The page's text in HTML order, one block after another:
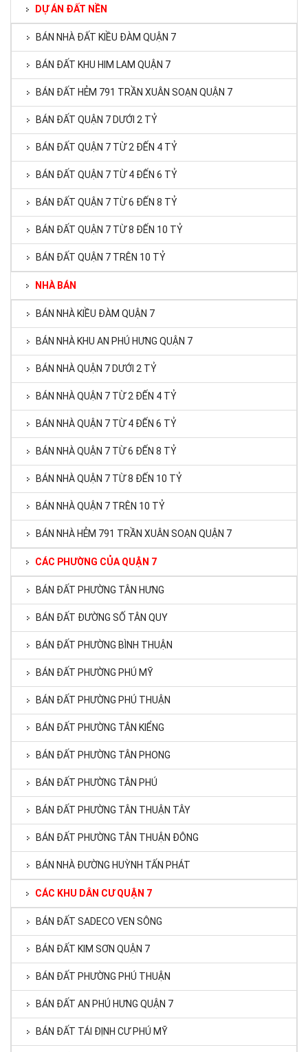
DỰ ÁN ĐẤT NỀN
BÁN NHÀ ĐẤT KIỀU ĐÀM QUẬN 7
BÁN ĐẤT KHU HIM LAM QUẬN 7
BÁN ĐẤT HẺM 791 TRẦN XUÂN SOẠN QUẬN 7
BÁN ĐẤT QUẬN 7 DƯỚI 2 TỶ
BÁN ĐẤT QUẬN 7 TỪ 2 ĐẾN 4 TỶ
BÁN ĐẤT QUẬN 7 TỪ 4 ĐẾN 6 TỶ
BÁN ĐẤT QUẬN 7 TỪ 6 ĐẾN 8 TỶ
BÁN ĐẤT QUẬN 7 TỪ 8 ĐẾN 10 TỶ
BÁN ĐẤT QUẬN 7 TRÊN 10 TỶ
NHÀ BÁN
BÁN NHÀ KIỀU ĐÀM QUẬN 7
BÁN NHÀ KHU AN PHÚ HƯNG QUẬN 7
BÁN NHÀ QUẬN 7 DƯỚI 2 TỶ
BÁN NHÀ QUẬN 7 TỪ 2 ĐẾN 4 TỶ
BÁN NHÀ QUẬN 7 TỪ 4 ĐẾN 6 TỶ
BÁN NHÀ QUẬN 7 TỪ 6 ĐẾN 8 TỶ
BÁN NHÀ QUẬN 7 TỪ 8 ĐẾN 10 TỶ
BÁN NHÀ QUẬN 7 TRÊN 10 TỶ
BÁN NHÀ HẺM 791 TRẦN XUÂN SOẠN QUẬN 7
CÁC PHƯỜNG CỦA QUẬN 7
BÁN ĐẤT PHƯỜNG TÂN HƯNG
BÁN ĐẤT ĐƯỜNG SỐ TÂN QUY
BÁN ĐẤT PHƯỜNG BÌNH THUẬN
BÁN ĐẤT PHƯỜNG PHÚ MỸ
BÁN ĐẤT PHƯỜNG PHÚ THUẬN
BÁN ĐẤT PHƯỜNG TÂN KIỂNG
BÁN ĐẤT PHƯỜNG TÂN PHONG
BÁN ĐẤT PHƯỜNG TÂN PHÚ
BÁN ĐẤT PHƯỜNG TÂN THUẬN TÂY
BÁN ĐẤT PHƯỜNG TÂN THUẬN ĐÔNG
BÁN NHÀ ĐƯỜNG HUỲNH TẤN PHÁT
CÁC KHU DÂN CƯ QUẬN 7
BÁN ĐẤT SADECO VEN SÔNG
BÁN ĐẤT KIM SƠN QUẬN 7
BÁN ĐẤT PHƯỜNG PHÚ THUẬN
BÁN ĐẤT AN PHÚ HƯNG QUẬN 7
BÁN ĐẤT TÁI ĐỊNH CƯ PHÚ MỸ